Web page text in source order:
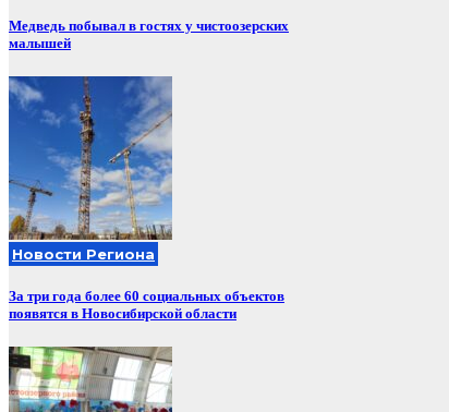
Медведь побывал в гостях у чистоозерских
малышей
Новости Региона
За три года более 60 социальных объектов
появятся в Новосибирской области